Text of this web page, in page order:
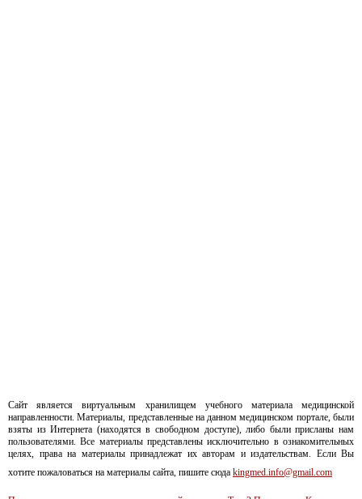
Сайт является виртуальным хранилищем учебного материала медицинской
направленности. Материалы, представленные на данном медицинском портале, были
взяты из Интернета (находятся в свободном доступе), либо были присланы нам
пользователями. Все материалы представлены исключительно в ознакомительных
целях, права на материалы принадлежат их авторам и издательствам. Если Вы
хотите пожаловаться на материалы сайта, пишите сюда kingmed.info@gmail.com